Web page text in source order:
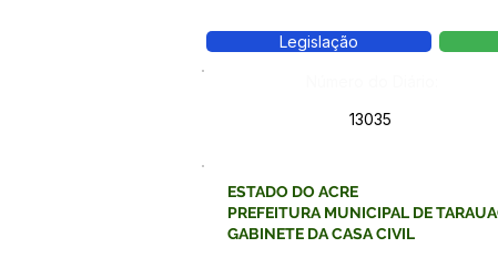
Legislação
13035
ESTADO DO ACRE
PREFEITURA MUNICIPAL DE
GABINETE DA CASA CIVIL